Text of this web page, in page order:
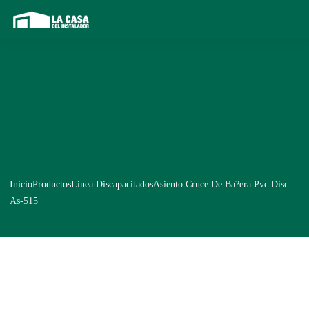
InicioProductosLinea DiscapacitadosAsiento Cruce De Ba?era Pvc Disc
As-515